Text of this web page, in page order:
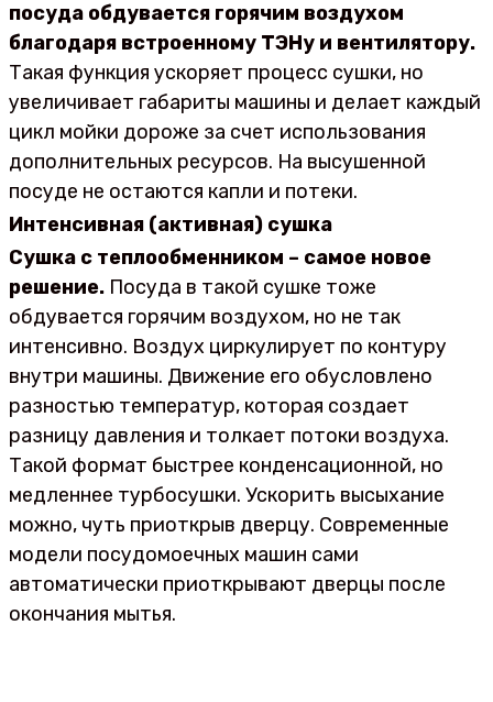
посуда обдувается горячим воздухом
благодаря встроенному ТЭНу и вентилятору.
Такая функция ускоряет процесс сушки, но
увеличивает габариты машины и делает каждый
цикл мойки дороже за счет использования
дополнительных ресурсов. На высушенной
посуде не остаются капли и потеки.
Интенсивная (активная) сушка
Сушка с теплообменником – самое новое
решение. Посуда в такой сушке тоже
обдувается горячим воздухом, но не так
интенсивно. Воздух циркулирует по контуру
внутри машины. Движение его обусловлено
разностью температур, которая создает
разницу давления и толкает потоки воздуха.
Такой формат быстрее конденсационной, но
медленнее турбосушки. Ускорить высыхание
можно, чуть приоткрыв дверцу. Современные
модели посудомоечных машин сами
автоматически приоткрывают дверцы после
окончания мытья.